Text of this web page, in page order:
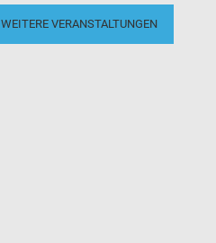
WEITERE VERANSTALTUNGEN